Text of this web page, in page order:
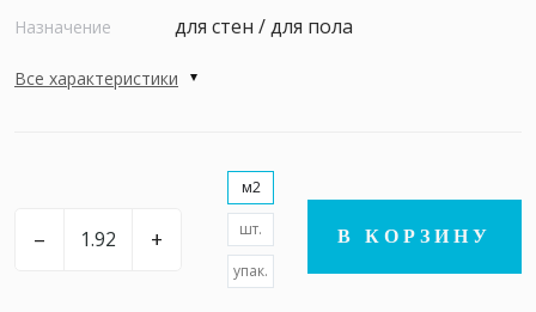
Назначение для стен / для пола
Все характеристики
– +
м2
шт.
упак.
В КОРЗИНУ